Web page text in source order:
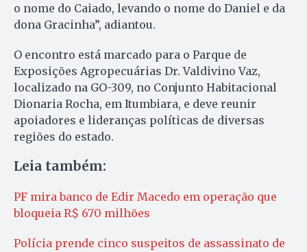
o nome do Caiado, levando o nome do Daniel e da
dona Gracinha”, adiantou.
O encontro está marcado para o Parque de
Exposições Agropecuárias Dr. Valdivino Vaz,
localizado na GO-309, no Conjunto Habitacional
Dionaria Rocha, em Itumbiara, e deve reunir
apoiadores e lideranças políticas de diversas
regiões do estado.
Leia também:
PF mira banco de Edir Macedo em operação que
bloqueia R$ 670 milhões
Polícia prende cinco suspeitos de assassinato de